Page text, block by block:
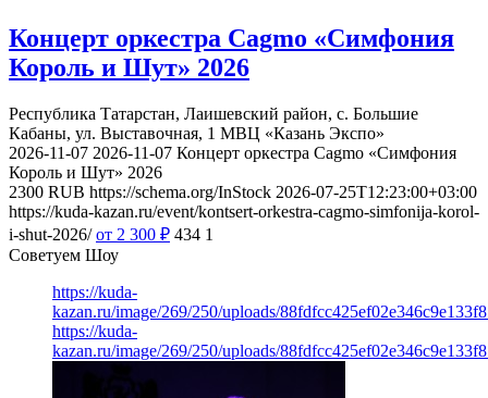
Концерт оркестра Cagmo «Симфония
Король и Шут» 2026
Республика Татарстан, Лаишевский район, с. Большие
Кабаны, ул. Выставочная, 1 МВЦ «Казань Экспо»
2026-11-07 2026-11-07 Концерт оркестра Cagmo «Симфония
Король и Шут» 2026
2300 RUB https://schema.org/InStock 2026-07-25T12:23:00+03:00
https://kuda-kazan.ru/event/kontsert-orkestra-cagmo-simfonija-korol-
i-shut-2026/ от 2 300 ₽ 434 1
Советуем Шоу
https://kuda-
kazan.ru/image/269/250/uploads/
https://kuda-
kazan.ru/image/269/250/uploads/